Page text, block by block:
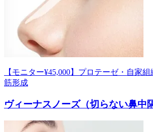
【モニター¥45,000】プロテーゼ・自家
筋形成
ヴィーナスノーズ（切らない鼻中